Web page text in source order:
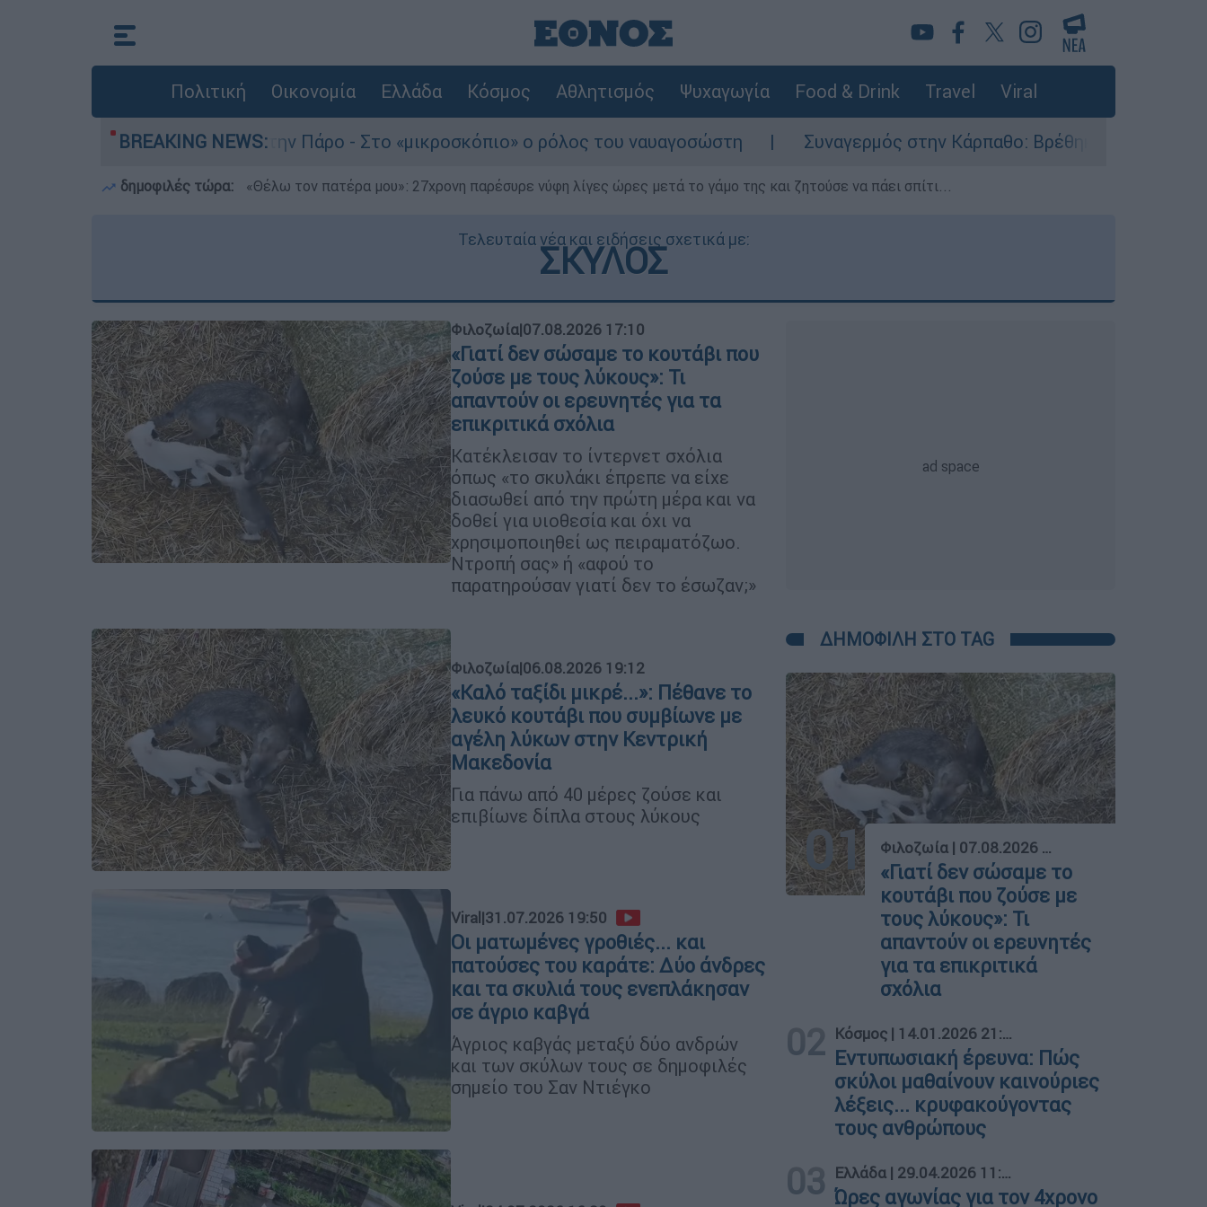
Πολιτική Οικονομία Ελλάδα Κόσμος Αθλητισμός Ψυχαγωγία Food & Drink Travel Viral
BREAKING NEWS:
του 4χρονου στην Πάρο - Στο «μικροσκόπιο» ο ρόλος του ναυαγοσώστη Συναγερμός στην Κάρπαθο: Βρέθηκαν παλιά πυρομαχικά στο
δημοφιλές τώρα: «Θέλω τον πατέρα μου»: 27χρονη παρέσυρε νύφη λίγες ώρες μετά το γάμο της και ζητούσε να πάει σπίτι...
Τελευταία νέα και ειδήσεις σχετικά με:
ΣΚΥΛΟΣ
Φιλοζωία|07.08.2026 17:10
«Γιατί δεν σώσαμε το κουτάβι που
ζούσε με τους λύκους»: Τι
απαντούν οι ερευνητές για τα
επικριτικά σχόλια
Κατέκλεισαν το ίντερνετ σχόλια
όπως «το σκυλάκι έπρεπε να είχε
διασωθεί από την πρώτη μέρα και να
δοθεί για υιοθεσία και όχι να
χρησιμοποιηθεί ως πειραματόζωο.
Ντροπή σας» ή «αφού το
παρατηρούσαν γιατί δεν το έσωζαν;»
Φιλοζωία|06.08.2026 19:12
«Καλό ταξίδι μικρέ...»: Πέθανε το
λευκό κουτάβι που συμβίωνε με
αγέλη λύκων στην Κεντρική
Μακεδονία
Για πάνω από 40 μέρες ζούσε και
επιβίωνε δίπλα στους λύκους
Viral|31.07.2026 19:50
Οι ματωμένες γροθιές... και
πατούσες του καράτε: Δύο άνδρες
και τα σκυλιά τους ενεπλάκησαν
σε άγριο καβγά
Άγριος καβγάς μεταξύ δύο ανδρών
και των σκύλων τους σε δημοφιλές
σημείο του Σαν Ντιέγκο
ΔΗΜΟΦΙΛΗ ΣΤΟ TAG
01 Φιλοζωία | 07.08.2026 17:10
«Γιατί δεν σώσαμε το
κουτάβι που ζούσε με
τους λύκους»: Τι
απαντούν οι ερευνητές
για τα επικριτικά
σχόλια
02 Κόσμος | 14.01.2026 21:25
Εντυπωσιακή έρευνα: Πώς
σκύλοι μαθαίνουν καινούριες
λέξεις... κρυφακούγοντας
τους ανθρώπους
03 Ελλάδα | 29.04.2026 11:10
Ώρες αγωνίας για τον 4χρονο